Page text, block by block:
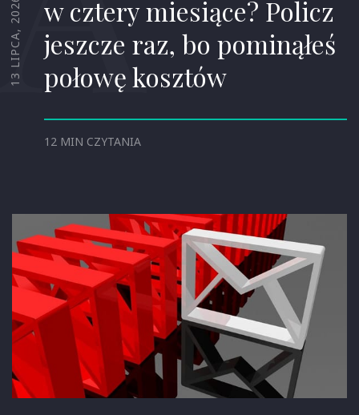
13 LIPCA, 2026
w cztery miesiące? Policz
jeszcze raz, bo pominąłeś
połowę kosztów
12 MIN CZYTANIA